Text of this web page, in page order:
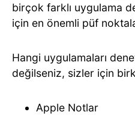
birçok farklı uygulama
için en önemli püf
Hangi uygulamaları
değilseniz, sizler için
Apple Notlar